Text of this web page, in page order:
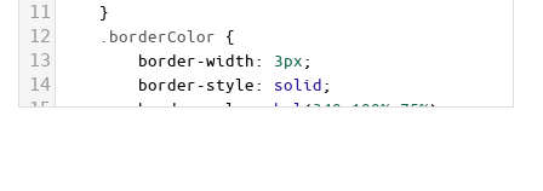
11 }
12 .borderColor {
13 border-width: 3px;
14 border-style: solid;
15 border-color: hsl(340,100%,75%);